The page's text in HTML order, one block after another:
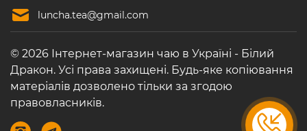
ча.
4. Чахе
Ємність для демонстрації сухого чаю гостям.
Створює ритуальність і дозволяє оцінити аромат.
5. Чайне сито
Для фільтрації чаю під час переливання з
luncha.tea@gmail.com
© 2026 Інтернет-магазин чаю в Україні - Білий
Дракон. Усі права захищені. Будь-яке копіювання
матеріалів дозволено тільки за згодою
правовласників.